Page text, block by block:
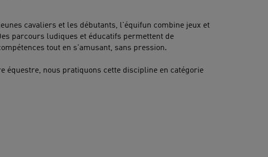
cavaliers et les débutants, l'équifun combine jeux et
parcours ludiques et éducatifs permettent de
tout en s'amusant, sans pression.
équestre, nous pratiquons cette discipline en catégorie